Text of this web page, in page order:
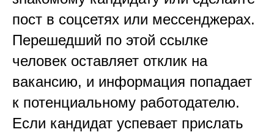
пост в соцсетях или мессенджерах.
Перешедший по этой ссылке
человек оставляет отклик на
вакансию, и информация попадает
к потенциальному работодателю.
Если кандидат успевает прислать